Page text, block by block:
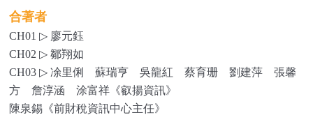
合著者
CH01 ▷ 廖元鈺
CH02 ▷ 鄒翔如
CH03 ▷ 凃里俐 蘇瑞亨 吳龍紅 蔡育珊 劉建萍 張馨
方 詹淳涵 涂富祥《叡揚資訊》
陳泉錫《前財稅資訊中心主任》